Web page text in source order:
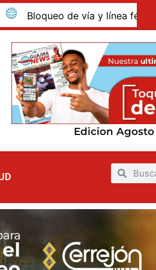
de vía y línea férrea en
Edicion Agosto